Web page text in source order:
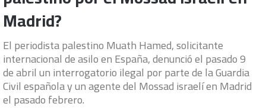
Madrid?
El periodista palestino Muath Hamed, solicitante
internacional de asilo en España, denunció el pasado 9
de abril un interrogatorio ilegal por parte de la Guardia
Civil española y un agente del Mossad israelí en Madrid
el pasado febrero.